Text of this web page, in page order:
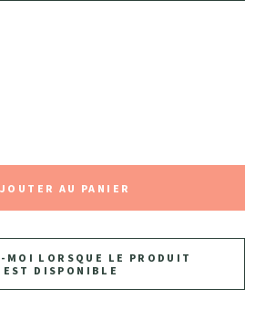
AU PANIER
MOI LORSQUE LE PRODUIT
EST DISPONIBLE